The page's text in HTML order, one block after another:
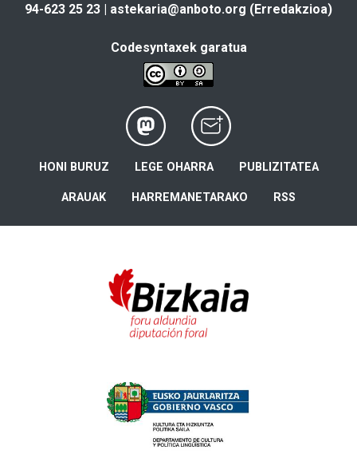
94-623 25 23 | astekaria@anboto.org (Erredakzioa)
Codesyntaxek garatua
HONI BURUZ LEGE OHARRA PUBLIZITATEA
ARAUAK HARREMANETARAKO RSS